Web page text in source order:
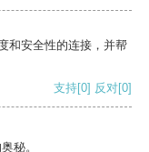
和安全性的连接，并帮
支持[0] 反对[0]
秘。